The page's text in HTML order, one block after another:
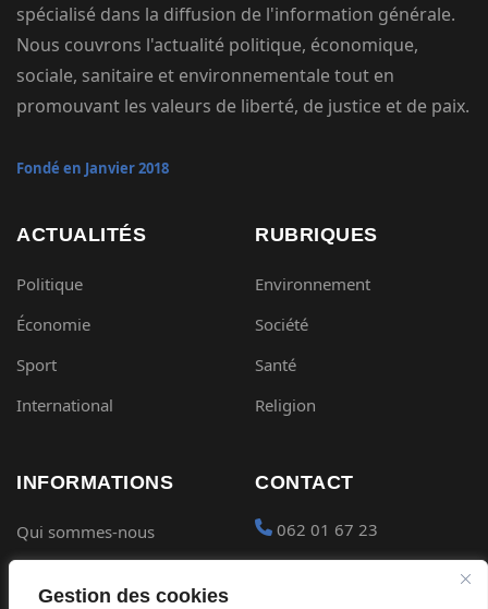
Gestion des cookies
spécialisé dans la diffusion de l'information générale.
Nous couvrons l'actualité politique, économique,
sociale, sanitaire et environnementale tout en
promouvant les valeurs de liberté, de justice et de paix.
Fondé en Janvier 2018
ACTUALITÉS
Politique
Économie
Sport
International
RUBRIQUES
Environnement
Société
Santé
Religion
INFORMATIONS
Qui sommes-nous
CONTACT
062 01 67 23